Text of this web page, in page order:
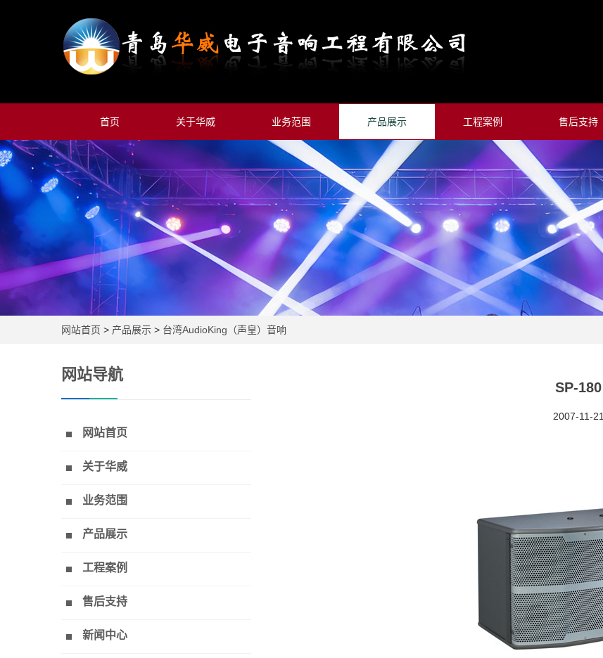
首页 关于华威 业务范围 产品展示 工程案例 售后支持
网站首页 > 产品展示 > 台湾AudioKing（声皇）音响
SP-180
2007-11-21
网站导航
网站首页
关于华威
业务范围
产品展示
工程案例
售后支持
新闻中心